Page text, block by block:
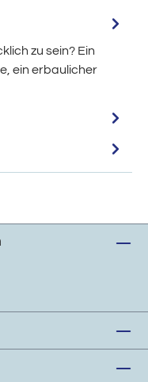
zu sein? Ein
ein erbaulicher